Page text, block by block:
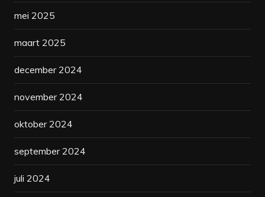
mei 2025
maart 2025
december 2024
november 2024
oktober 2024
september 2024
juli 2024